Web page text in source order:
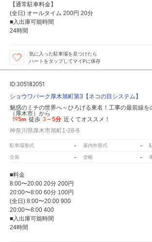
【通常駐車料金】
(全日) オールタイム 200円 20分
■入出庫可能時間
24時間
気に入った駐車場を見つけたら
ハートをタップしてマイPに保存
ID:305182051
ショウワパーク厚木旭町第3【ネコの目システム】
魅惑のミチの世界へ～ひろげる東名！工事の最前線を
（厚木市）から
195m 徒歩 3～5分 近くてオススメ！
神奈川県厚木市旭町1-28-6
駐車場形式 - 屋内外形式 -
全長 - 全幅 -
■料金
8:00〜20:00 20分 200円
20:00〜8:00 60分 100円
(全日) 8:00〜20:00 900
20:00〜8:00 400
■入出庫可能時間
24時間